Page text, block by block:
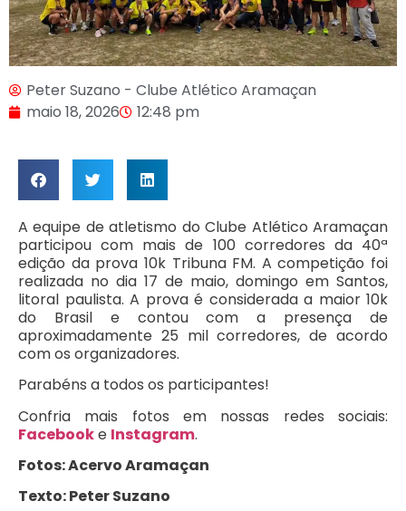
Peter Suzano - Clube Atlético Aramaçan
maio 18, 2026
12:48 pm
A equipe de atletismo do Clube Atlético Aramaçan
participou com mais de 100 corredores da 40ª
edição da prova 10k Tribuna FM. A competição foi
realizada no dia 17 de maio, domingo em Santos,
litoral paulista. A prova é considerada a maior 10k
do Brasil e contou com a presença de
aproximadamente 25 mil corredores, de acordo
com os organizadores.
Parabéns a todos os participantes!
Confria mais fotos em nossas redes sociais:
Facebooke Instagram.
Fotos: Acervo Aramaçan
Texto: Peter Suzano